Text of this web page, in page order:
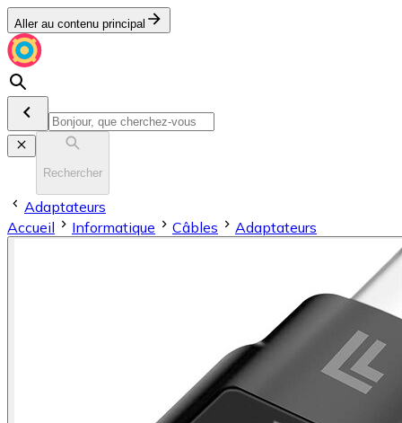
Aller au contenu principal
Rechercher
Adaptateurs
Accueil
Informatique Câbles Adaptateurs